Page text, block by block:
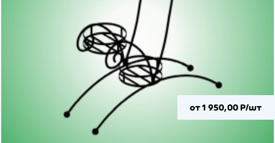
от 1 950,00 Р/шт